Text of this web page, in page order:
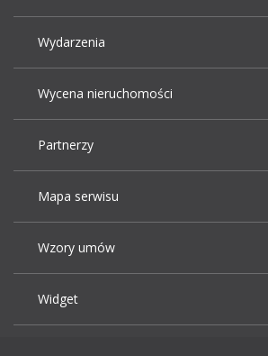
Wydarzenia
Wycena nieruchomości
Partnerzy
Mapa serwisu
Wzory umów
Widget